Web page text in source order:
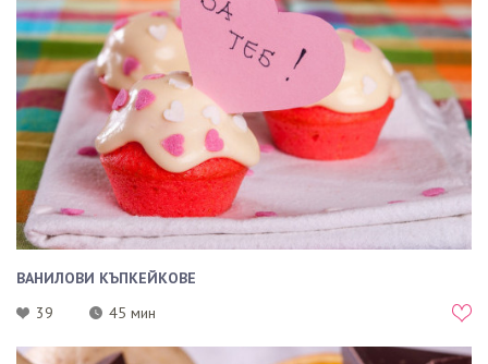
ВАНИЛОВИ КЪПКЕЙКОВЕ
39
45 мин